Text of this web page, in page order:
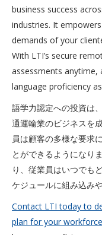
business success
industries. It
demands of your
With LTI’s secure
assessments anytime,
language proficiency
語学力認定への投資は
通運輸業のビジネスを
員は顧客の多様な要求
とができるようになり
り、従業員はいつでも
ケジュールに組み込み
Contact LTI today to
plan for your